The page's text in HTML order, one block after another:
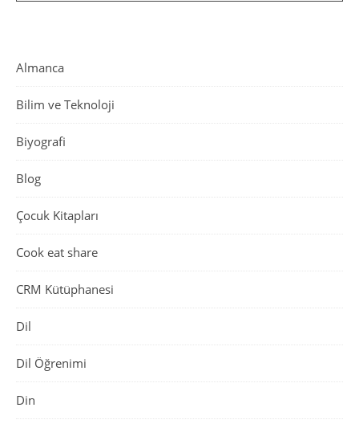
Almanca
Bilim ve Teknoloji
Biyografi
Blog
Çocuk Kitapları
Cook eat share
CRM Kütüphanesi
Dil
Dil Öğrenimi
Din